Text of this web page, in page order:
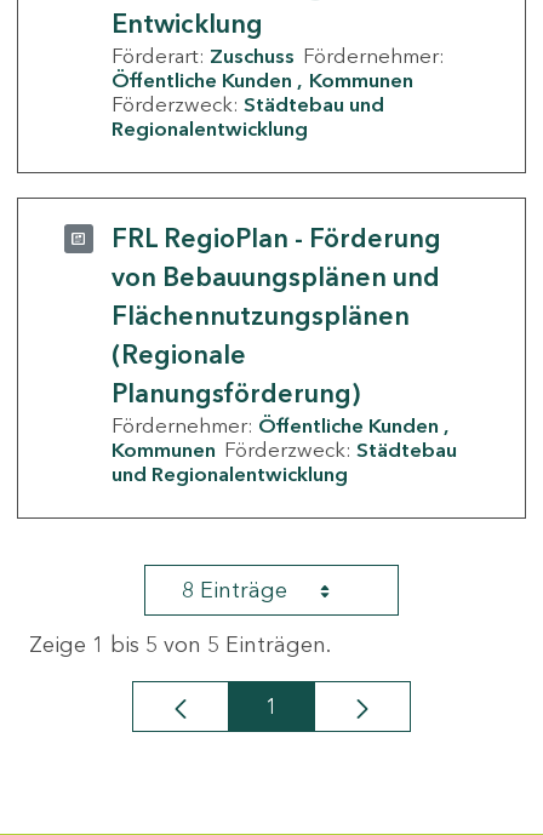
Entwicklung
Förderart: Zuschuss Fördernehmer:
Öffentliche Kunden
Kommunen
Förderzweck: Städtebau und
Regionalentwicklung
FRL RegioPlan - Förderung
von Bebauungsplänen und
Flächennutzungsplänen
(Regionale
Planungsförderung)
Fördernehmer: Öffentliche Kunden
Kommunen Förderzweck: Städtebau
und Regionalentwicklung
8 Einträge
Zeige 1 bis 5 von 5 Einträgen.
Seite
1